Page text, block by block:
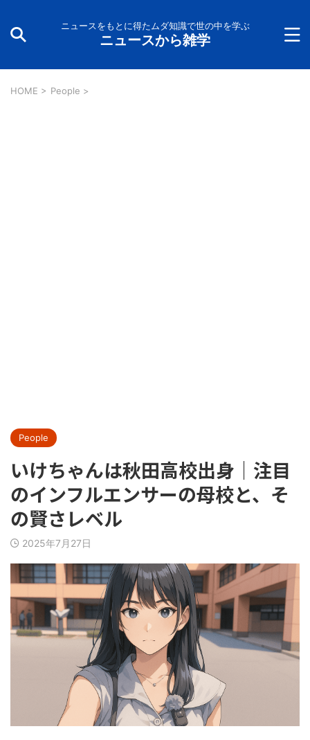
ニュースをもとに得たムダ知識で世の中を学ぶ
ニュースから雑学
HOME > People >
People
いけちゃんは秋田高校出身｜注目
のインフルエンサーの母校と、そ
の賢さレベル
2025年7月27日